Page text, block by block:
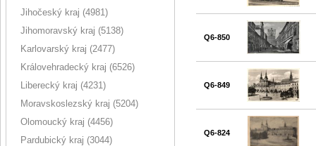
Jihočeský kraj (4981)
Jihomoravský kraj (5138)
Karlovarský kraj (2477)
Královehradecký kraj (6526)
Liberecký kraj (4231)
Moravskoslezský kraj (5204)
Olomoucký kraj (4456)
Pardubický kraj (3044)
Q6-850
Q6-849
Q6-824